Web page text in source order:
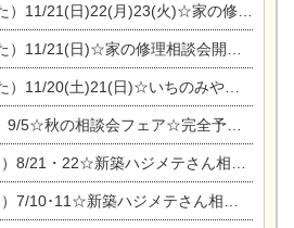
日)22(月)23(火)☆家の修理まつり＆増改築リフォーム相談会
日)☆家の修理相談会開催 in 扶桑オークビレッジ
)21(日)☆いちのみや逸品市に出店します【ひのきのバラ販売】
5☆秋の相談会フェア☆完全予約制
築ハジメテさん相談会 『集まれ！農地に家を建てたい人！』
ジメテさん相談会 『集まれ！農地に家を建てたい人！』完全予約制